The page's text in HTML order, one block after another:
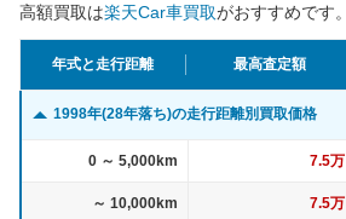
高額買取は楽天Car車買取がおすすめです。
年式と走行距離 最高査定額
1998年(28年落ち)の走行距離別買取価格
0 ～ 5,000km 7.5万
～ 10,000km 7.5万